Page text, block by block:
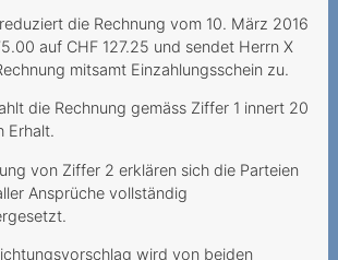
die Rechnung vom 10. März 2016
auf CHF 127.25 und sendet Herrn X
mitsamt Einzahlungsschein zu.
die Rechnung gemäss Ziffer 1 innert 20
Erhalt.
von Ziffer 2 erklären sich die Parteien
Ansprüche vollständig
wird von beiden
Ärgernis
Wo bleibt die 5G-
Verbindung?
Sperrung der Nummer
wegen Premium-SMS
2020
Ohne Gesichtsscann keine